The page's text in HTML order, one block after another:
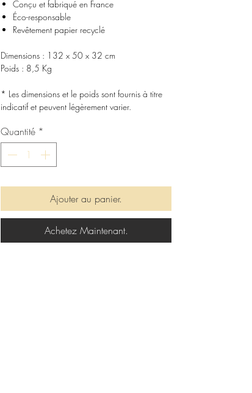
Conçu et fabriqué en France
Éco-responsable
Revêtement papier recyclé
Dimensions : 132 x 50 x 32 cm
Poids : 8,5 Kg
* Les dimensions et le poids sont fournis à titre
indicatif et peuvent légèrement varier.
Quantité *
Ajouter au panier.
Achetez Maintenant.